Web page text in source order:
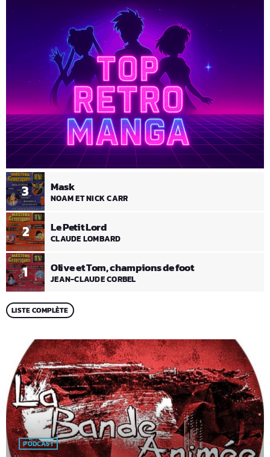
1 Olive et Tom, champions de foot
JEAN-CLAUDE CORBEL
2 Le Petit Lord
CLAUDE LOMBARD
3 Mask
NOAM ET NICK CARR
LISTE COMPLÈTE
PODCAST